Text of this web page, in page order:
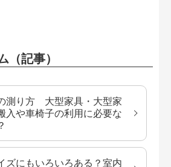
（記事）
測り方 大型家具・大型家
入や車椅子の利用に必要な
ズにもいろいろある？室内